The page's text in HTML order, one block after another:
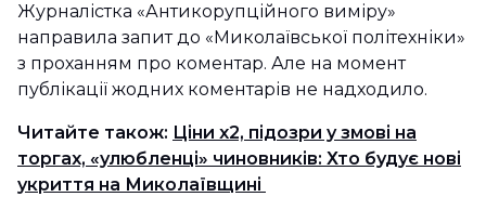
Журналістка «Антикорупційного виміру»
направила запит до «Миколаївської політехніки»
з проханням про коментар. Але на момент
публікації жодних коментарів не надходило.
Читайте також: Ціни х2, підозри у змові на
торгах, «улюбленці» чиновників: Хто будує нові
укриття на Миколаївщині